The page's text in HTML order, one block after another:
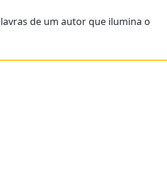
de um autor que ilumina o